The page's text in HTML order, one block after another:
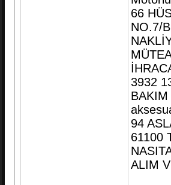
66
NO.7/
3932
BAKIM
94
61100
ALIM